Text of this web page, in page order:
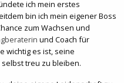
ich mein erstes
bin ich mein eigener Boss
zum Wachsen und
und Coach für
wichtig es ist, seine
treu zu bleiben.